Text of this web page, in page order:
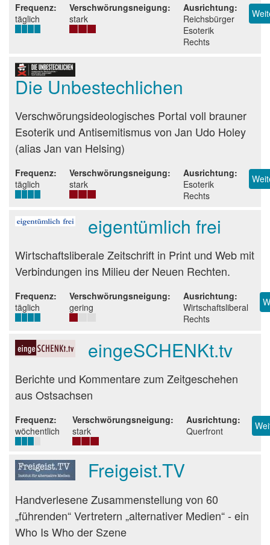
Frequenz
täglich
Verschwörungsneigung
stark
Ausrichtung
Reichsbürger
Esoterik
Rechts
Die Unbestechlichen
Beurteilung
Verschwörungsideologisches Portal voll brauner
Esoterik und Antisemitismus von Jan Udo Holey
(alias Jan van Helsing)
Frequenz
täglich
Verschwörungsneigung
stark
Ausrichtung
Esoterik
Rechts
eigentümlich frei
Beurteilung
Wirtschaftsliberale Zeitschrift in Print und Web mit
Verbindungen ins Milieu der Neuen Rechten.
Frequenz
täglich
Verschwörungsneigung
gering
Ausrichtung
Wirtschaftsliberal
Rechts
eingeSCHENKt.tv
Beurteilung
Berichte und Kommentare zum Zeitgeschehen
aus Ostsachsen
Frequenz
wöchentlich
Verschwörungsneigung
stark
Ausrichtung
Querfront
Freigeist.TV
Beurteilung
Handverlesene Zusammenstellung von 60
„führenden“ Vertretern „alternativer Medien“ - ein
Who Is Who der Szene